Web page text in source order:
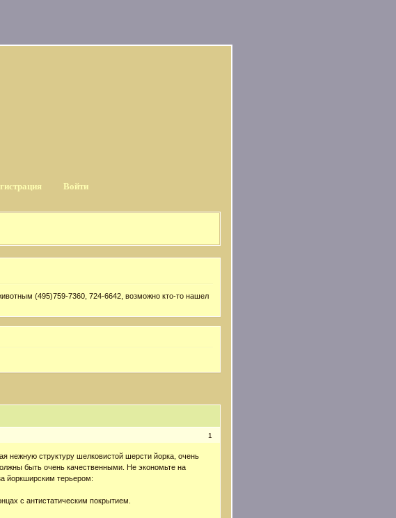
Войти
(495)759-7360, 724-6642, возможно кто-то нашел
1
нежную структуру шелковистой шерсти йорка, очень
быть очень качественными. Не экономьте на
йоркширским терьером:
с антистатическим покрытием.